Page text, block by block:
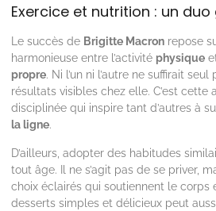
Exercice et nutrition : un
Le succès de Brigitte Macron repose
harmonieuse entre l’activité physique
propre. Ni l’un ni l’autre ne suffirait
résultats visibles chez elle. C’est cette
disciplinée qui inspire tant d’autres à
la ligne.
D’ailleurs, adopter des habitudes
tout âge. Il ne s’agit pas de se priver,
choix éclairés qui soutiennent le corps
desserts simples et délicieux peut